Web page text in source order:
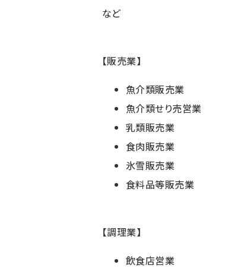
など
【販売業】
魚介類販売業
魚介類せり売営業
乳類販売業
食肉販売業
氷雪販売業
食料品等販売業
【調理業】
飲食店営業